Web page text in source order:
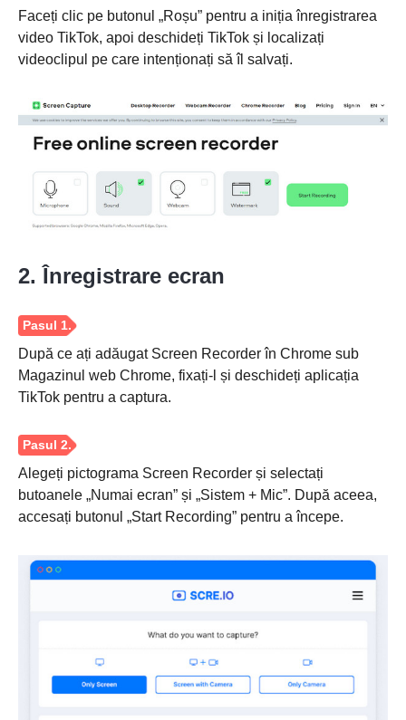
Faceți clic pe butonul „Roșu” pentru a iniția înregistrarea
video TikTok, apoi deschideți TikTok și localizați
videoclipul pe care intenționați să îl salvați.
2. Înregistrare ecran
După ce ați adăugat Screen Recorder în Chrome sub
Magazinul web Chrome, fixați-l și deschideți aplicația
TikTok pentru a captura.
Alegeți pictograma Screen Recorder și selectați
butoanele „Numai ecran” și „Sistem + Mic”. După aceea,
accesați butonul „Start Recording” pentru a începe.